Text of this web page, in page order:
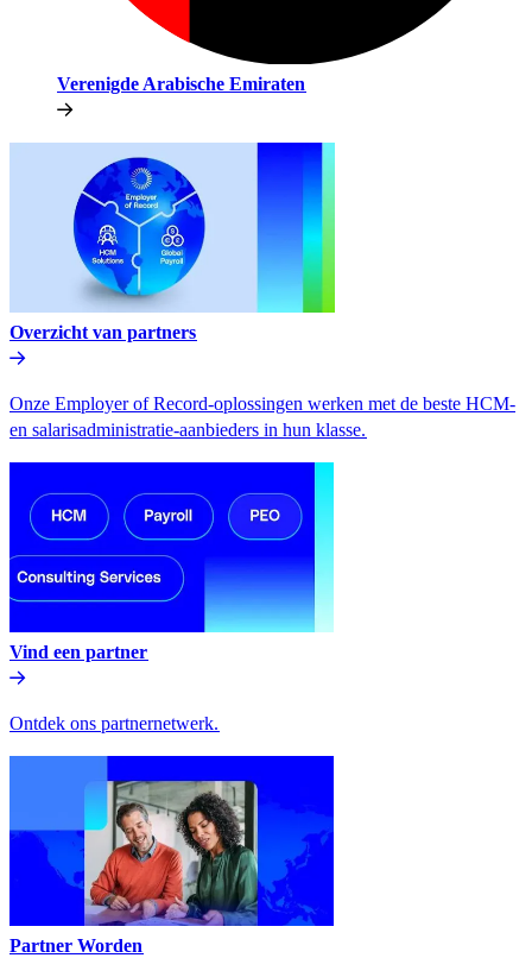
Verenigde Arabische Emiraten​​
Overzicht van partners​​
Onze Employer of Record-oplossingen werken met de beste HCM-
en salarisadministratie-aanbieders in hun klasse.​​
Vind een partner​​
Ontdek ons partnernetwerk.​​
Partner Worden​​